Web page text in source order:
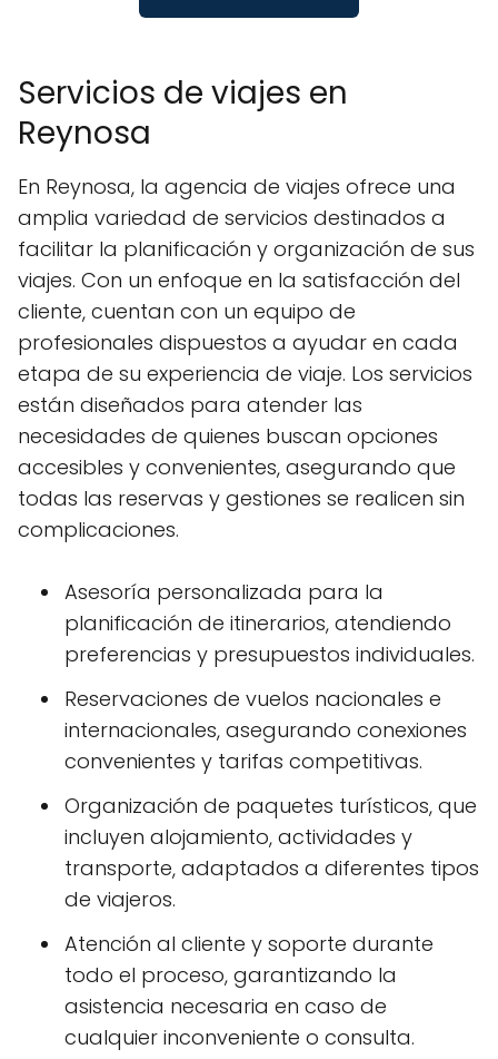
Servicios de viajes en
Reynosa
En Reynosa, la agencia de viajes ofrece una
amplia variedad de servicios destinados a
facilitar la planificación y organización de sus
viajes. Con un enfoque en la satisfacción del
cliente, cuentan con un equipo de
profesionales dispuestos a ayudar en cada
etapa de su experiencia de viaje. Los servicios
están diseñados para atender las
necesidades de quienes buscan opciones
accesibles y convenientes, asegurando que
todas las reservas y gestiones se realicen sin
complicaciones.
Asesoría personalizada para la
planificación de itinerarios, atendiendo
preferencias y presupuestos individuales.
Reservaciones de vuelos nacionales e
internacionales, asegurando conexiones
convenientes y tarifas competitivas.
Organización de paquetes turísticos, que
incluyen alojamiento, actividades y
transporte, adaptados a diferentes tipos
de viajeros.
Atención al cliente y soporte durante
todo el proceso, garantizando la
asistencia necesaria en caso de
cualquier inconveniente o consulta.